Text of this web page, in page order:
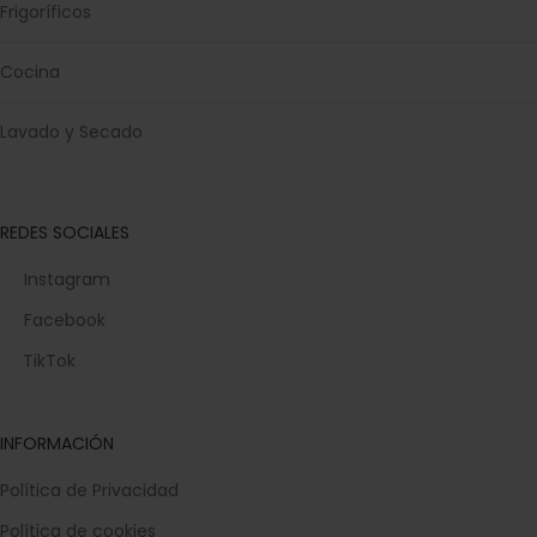
Frigoríficos
Cocina
Lavado y Secado
REDES SOCIALES
Instagram
Facebook
TikTok
INFORMACIÓN
Política de Privacidad
Política de cookies